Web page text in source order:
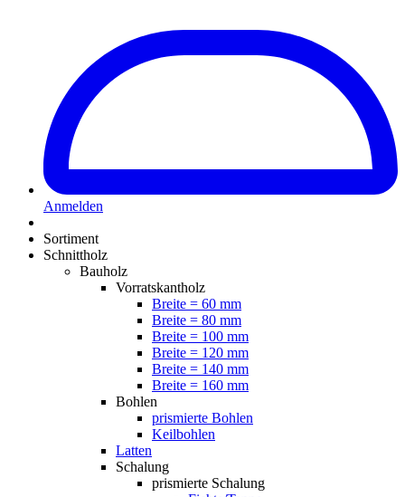
Anmelden
Sortiment
Schnittholz
Bauholz
Vorratskantholz
Breite = 60 mm
Breite = 80 mm
Breite = 100 mm
Breite = 120 mm
Breite = 140 mm
Breite = 160 mm
Bohlen
prismierte Bohlen
Keilbohlen
Latten
Schalung
prismierte Schalung